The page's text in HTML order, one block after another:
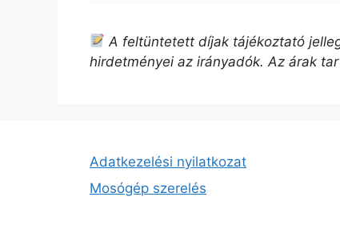
A feltüntetett díjak tájékoztató
hirdetményei az irányadók. Az árak
Adatkezelési nyilatkozat
Mosógép szerelés